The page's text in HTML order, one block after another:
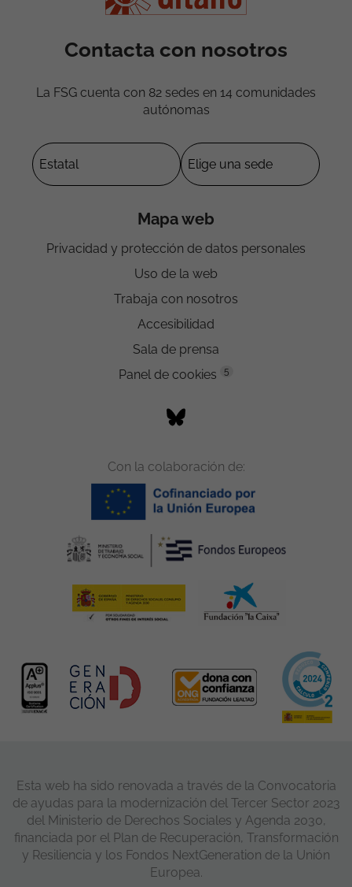
Contacta con nosotros
La FSG cuenta con 82 sedes en 14 comunidades
autónomas
Mapa web
Privacidad y protección de datos personales
Uso de la web
Trabaja con nosotros
Accesibilidad
Sala de prensa
Panel de cookies
5
Con la colaboración de:
Esta web ha sido renovada a través de la Convocatoria
de ayudas para la modernización del Tercer Sector 2023
del Ministerio de Derechos Sociales y Agenda 2030,
financiada por el Plan de Recuperación, Transformación
y Resiliencia y los Fondos NextGeneration de la Unión
Europea.